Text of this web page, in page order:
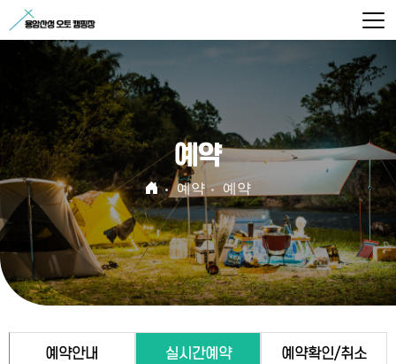
예약
예약 예약
예약안내 실시간예약 예약확인/취소